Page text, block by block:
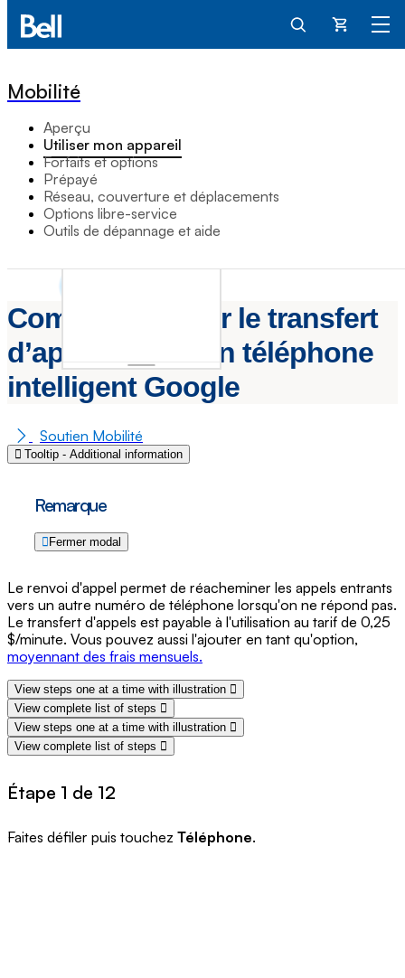
Panier
Mobilité
Aperçu
Utiliser mon appareil
Forfaits et options
Prépayé
Réseau, couverture et déplacements
Options libre-service
Outils de dépannage et aide
Comment utiliser le transfert
d’appels sur mon téléphone
intelligent Google
Soutien Mobilité
Tooltip - Additional information
Remarque
Fermer modal
Le renvoi d'appel permet de réacheminer les appels entrants
vers un autre numéro de téléphone lorsqu'on ne répond pas.
Le transfert d'appels est payable à l'utilisation au tarif de 0,25
$/minute. Vous pouvez aussi l'ajouter en tant qu'option,
moyennant des frais mensuels.
View steps one at a time with illustration
View complete list of steps
View steps one at a time with illustration
View complete list of steps
Étape 1 de 12
Faites défiler puis touchez Téléphone.